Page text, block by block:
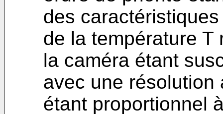
des
de la température T
la caméra étant
avec une résolution
étant proportionnel